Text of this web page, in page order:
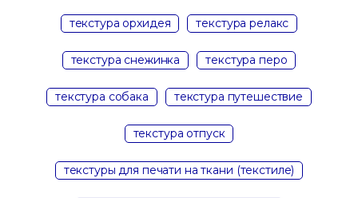
текстура орхидея текстура релакс
текстура снежинка текстура перо
текстура собака текстура путешествие
текстура отпуск
текстуры для печати на ткани (текстиле)